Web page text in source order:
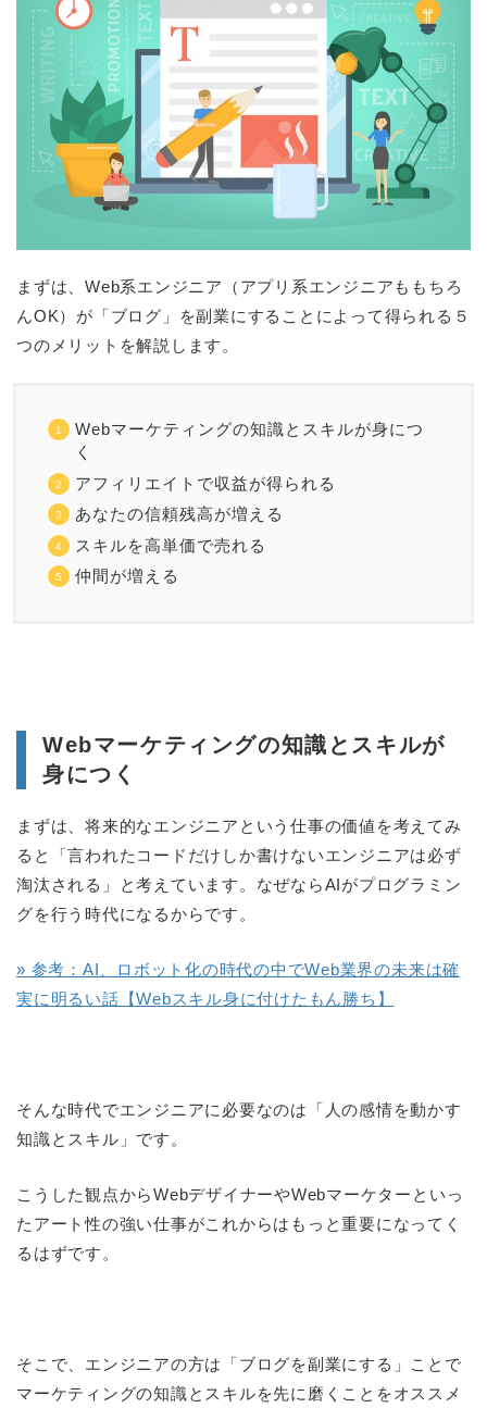
まずは、Web系エンジニア（アプリ系エンジニアももちろ
んOK）が「ブログ」を副業にすることによって得られる５
つのメリットを解説します。
Webマーケティングの知識とスキルが身につ
く
アフィリエイトで収益が得られる
あなたの信頼残高が増える
スキルを高単価で売れる
仲間が増える
Webマーケティングの知識とスキルが
身につく
まずは、将来的なエンジニアという仕事の価値を考えてみ
ると「言われたコードだけしか書けないエンジニアは必ず
淘汰される」と考えています。なぜならAIがプログラミン
グを行う時代になるからです。
» 参考：AI、ロボット化の時代の中でWeb業界の未来は確
実に明るい話【Webスキル身に付けたもん勝ち】
そんな時代でエンジニアに必要なのは「人の感情を動かす
知識とスキル」です。
こうした観点からWebデザイナーやWebマーケターといっ
たアート性の強い仕事がこれからはもっと重要になってく
るはずです。
そこで、エンジニアの方は「ブログを副業にする」ことで
マーケティングの知識とスキルを先に磨くことをオススメ